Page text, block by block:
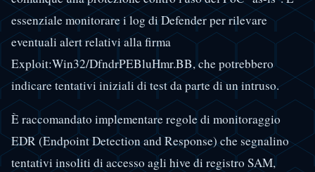
essenziale monitorare i log di Defender per rilevare
eventuali alert relativi alla firma
Exploit:Win32/DfndrPEBluHmr.BB, che potrebbero
indicare tentativi iniziali di test da parte di un intruso.
È raccomandato implementare regole di monitoraggio
EDR (Endpoint Detection and Response) che segnalino
tentativi insoliti di accesso agli hive di registro SAM,